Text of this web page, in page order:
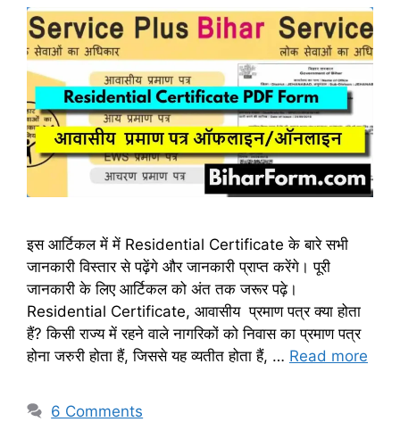
इस आर्टिकल में में Residential Certificate के बारे सभी
जानकारी विस्तार से पढ़ेंगे और जानकारी प्राप्त करेंगे। पूरी
जानकारी के लिए आर्टिकल को अंत तक जरूर पढ़े।
Residential Certificate, आवासीय प्रमाण पत्र क्या होता
हैं? किसी राज्य में रहने वाले नागरिकों को निवास का प्रमाण पत्र
होना जरुरी होता हैं, जिससे यह व्यतीत होता हैं, … Read more
6 Comments